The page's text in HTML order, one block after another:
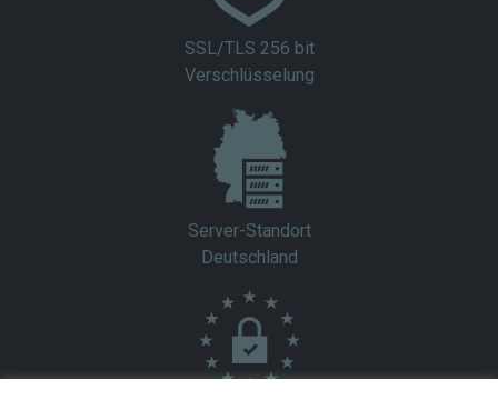
SSL/TLS 256 bit
Verschlüsselung
Server-Standort
Deutschland